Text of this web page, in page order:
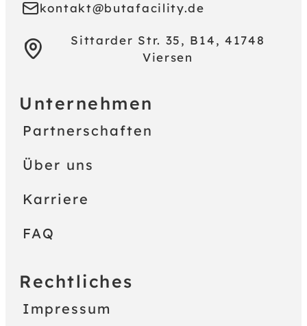
kontakt@butafacility.de
Sittarder Str. 35, B14, 41748
Viersen
Unternehmen
Partnerschaften
Über uns
Karriere
FAQ
Rechtliches
Impressum